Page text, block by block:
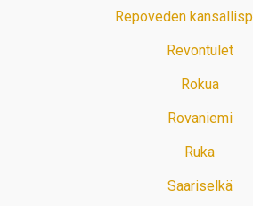
Repoveden
Revontulet
Rokua
Rovaniemi
Ruka
Saariselkä